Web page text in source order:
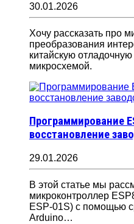
30.01.2026
Хочу рассказать про
преобразования
китайскую отладочную
микросхемой.
Программирование
восстановление
29.01.2026
В этой статье мы
микроконтроллер
ESP-01S) с помощью
Arduino…